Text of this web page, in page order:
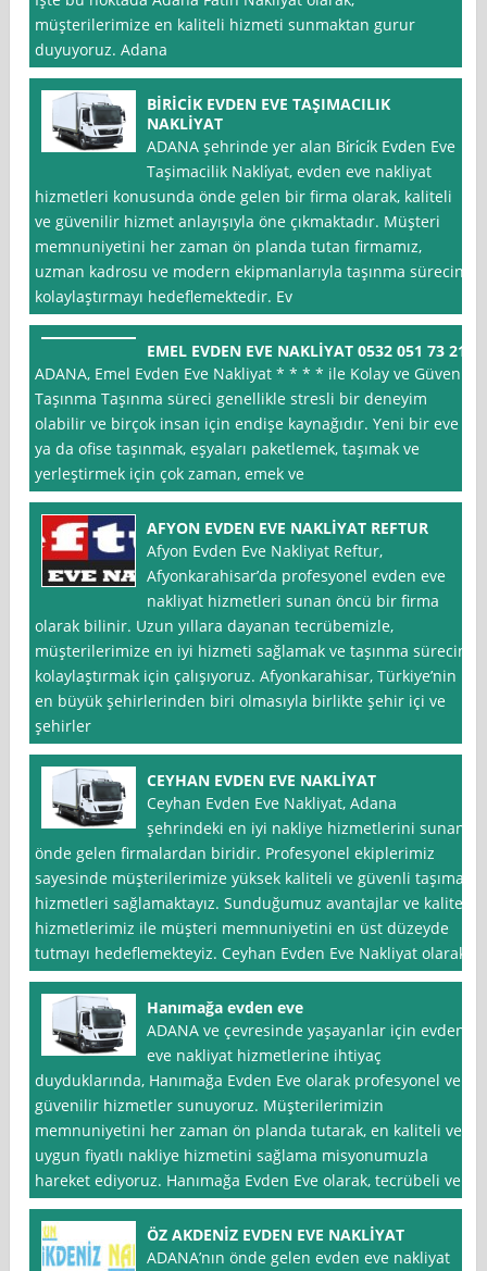
müşterilerimize en kaliteli hizmeti sunmaktan gurur
duyuyoruz. Adana
BİRİCİK EVDEN EVE TAŞIMACILIK
NAKLİYAT
ADANA şehrinde yer alan Bi̇ri̇ci̇k Evden Eve
Taşimacilik Nakli̇yat, evden eve nakliyat
hizmetleri konusunda önde gelen bir firma olarak, kaliteli
ve güvenilir hizmet anlayışıyla öne çıkmaktadır. Müşteri
memnuniyetini her zaman ön planda tutan firmamız,
uzman kadrosu ve modern ekipmanlarıyla taşınma sürecini
kolaylaştırmayı hedeflemektedir. Ev
EMEL EVDEN EVE NAKLİYAT 0532 051 73 21
ADANA, Emel Evden Eve Nakliyat * * * * ile Kolay ve Güvenli
Taşınma Taşınma süreci genellikle stresli bir deneyim
olabilir ve birçok insan için endişe kaynağıdır. Yeni bir eve
ya da ofise taşınmak, eşyaları paketlemek, taşımak ve
yerleştirmek için çok zaman, emek ve
AFYON EVDEN EVE NAKLİYAT REFTUR
Afyon Evden Eve Nakliyat Reftur,
Afyonkarahisar’da profesyonel evden eve
nakliyat hizmetleri sunan öncü bir firma
olarak bilinir. Uzun yıllara dayanan tecrübemizle,
müşterilerimize en iyi hizmeti sağlamak ve taşınma sürecini
kolaylaştırmak için çalışıyoruz. Afyonkarahisar, Türkiye’nin
en büyük şehirlerinden biri olmasıyla birlikte şehir içi ve
şehirler
CEYHAN EVDEN EVE NAKLİYAT
Ceyhan Evden Eve Nakliyat, Adana
şehrindeki en iyi nakliye hizmetlerini sunan
önde gelen firmalardan biridir. Profesyonel ekiplerimiz
sayesinde müşterilerimize yüksek kaliteli ve güvenli taşıma
hizmetleri sağlamaktayız. Sunduğumuz avantajlar ve kaliteli
hizmetlerimiz ile müşteri memnuniyetini en üst düzeyde
tutmayı hedeflemekteyiz. Ceyhan Evden Eve Nakliyat olarak,
Hanımağa evden eve
ADANA ve çevresinde yaşayanlar için evden
eve nakliyat hizmetlerine ihtiyaç
duyduklarında, Hanımağa Evden Eve olarak profesyonel ve
güvenilir hizmetler sunuyoruz. Müşterilerimizin
memnuniyetini her zaman ön planda tutarak, en kaliteli ve
uygun fiyatlı nakliye hizmetini sağlama misyonumuzla
hareket ediyoruz. Hanımağa Evden Eve olarak, tecrübeli ve
ÖZ AKDENİZ EVDEN EVE NAKLİYAT
ADANA’nın önde gelen evden eve nakliyat